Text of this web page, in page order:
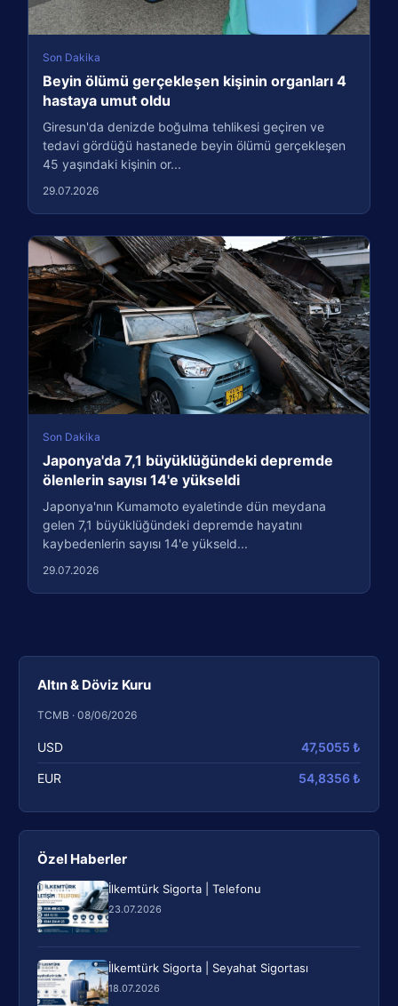
Altın & Döviz Kuru
TCMB · 08/06/2026
USD 47,5055 ₺
EUR 54,8356 ₺
Özel Haberler
İlkemtürk Sigorta | Telefonu
23.07.2026
İlkemtürk Sigorta | Seyahat Sigortası
18.07.2026
Son Dakika
Beyin ölümü gerçekleşen kişinin organları 4
hastaya umut oldu
Giresun'da denizde boğulma tehlikesi geçiren ve
tedavi gördüğü hastanede beyin ölümü gerçekleşen
45 yaşındaki kişinin or...
29.07.2026
Son Dakika
Japonya'da 7,1 büyüklüğündeki depremde
ölenlerin sayısı 14'e yükseldi
Japonya'nın Kumamoto eyaletinde dün meydana
gelen 7,1 büyüklüğündeki depremde hayatını
kaybedenlerin sayısı 14'e yükseld...
29.07.2026